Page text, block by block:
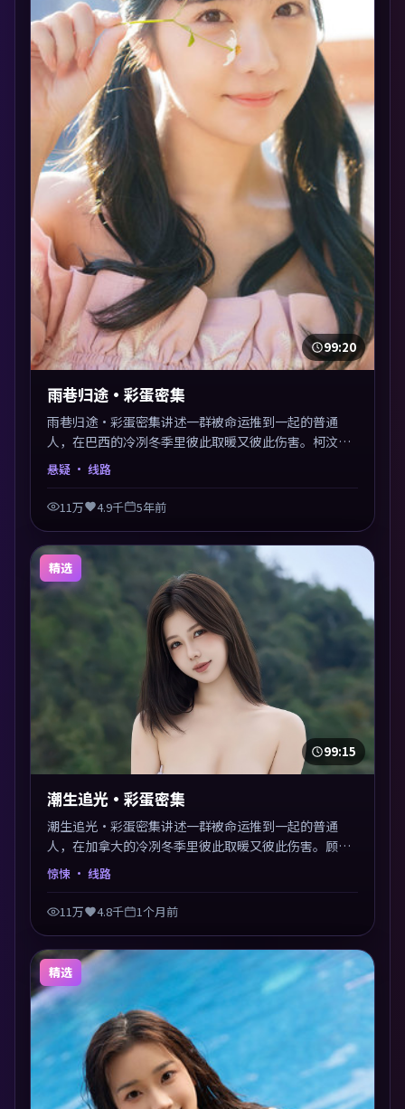
99:20
雨巷归途·彩蛋密集
雨巷归途·彩蛋密集讲述一群被命运推到一起的普通
人，在巴西的冷冽冬季里彼此取暖又彼此伤害。柯汶利
以悬疑类型外壳探讨信任与背叛，映后讨论度颇高。片
尾留白开放解读，关于“选择”的主题余音绕梁。
悬疑 · 线路
11万 4.9千 5年前
精选
99:15
潮生追光·彩蛋密集
潮生追光·彩蛋密集讲述一群被命运推到一起的普通
人，在加拿大的冷冽冬季里彼此取暖又彼此伤害。顾晓
刚以惊悚类型外壳探讨信任与背叛，映后讨论度颇高。
惊悚 · 线路
11万 4.8千 1个月前
精选